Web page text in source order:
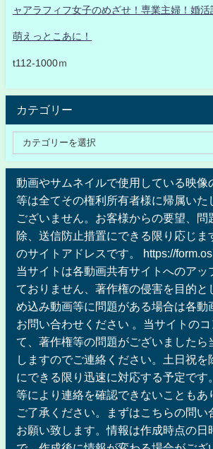
ャアラフィフ女子のめざせ！専業主婦！婚活
萌えっとこあに！
t112-1000ｍ
カテゴリー
動画やサムネイルで使用している映像
等は全てその権利所有者様に帰属いた
ございません。お客様からの要望、問
除、送信防止措置にできる限り応じま
のサイトアドレスです。 https://
当サイトは各動画共有サイトへのアッ
ておりません、著作権の侵害を目的と
め込み動画等に問題がある場合は各動
お問い合わせください 。当サイトの
て、著作権等の問題がございましたら
しますのでご連絡ください。土日祝を
にできる限り迅速に対応する予定です
等により連絡を確認できないこともあ
ご了承ください。まずはこちらの問い
お願い致します。情報は作成時点の日